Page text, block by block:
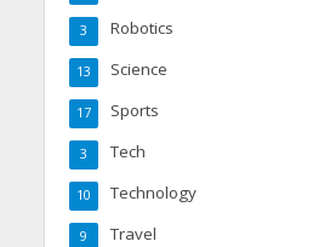
Robotics
3
Science
13
Sports
17
Tech
3
Technology
10
Travel
9